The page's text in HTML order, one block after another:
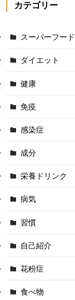
カテゴリー
スーパーフード
ダイエット
健康
免疫
感染症
成分
栄養ドリンク
病気
習慣
自己紹介
花粉症
食べ物